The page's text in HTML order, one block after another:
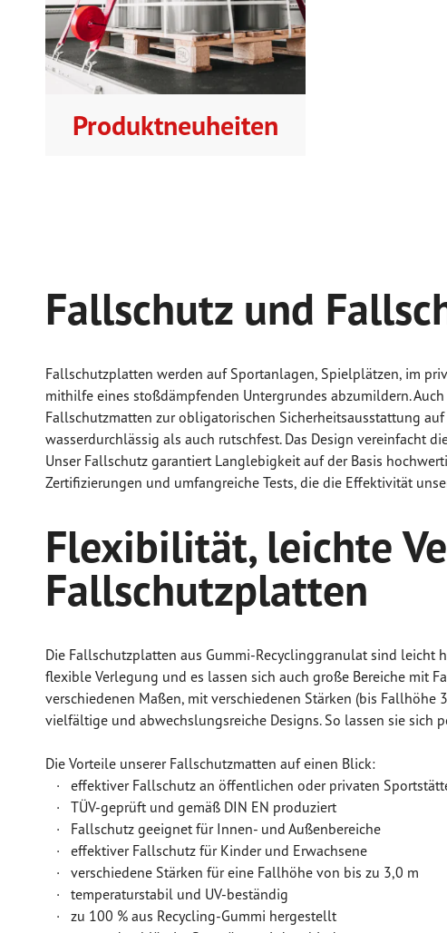
Produktneuheiten
Fallschutz und
Fallschutzplatten werden auf Sportanlagen, Spielplätzen, im
mithilfe eines stoßdämpfenden Untergrundes abzumildern.
Fallschutzmatten zur obligatorischen Sicherheitsausstattung
wasserdurchlässig als auch rutschfest. Das Design vereinfacht
Unser Fallschutz garantiert Langlebigkeit auf der Basis
Zertifizierungen und umfangreiche Tests, die die Effektivität
Flexibilität, leichte
Fallschutzplatten
Die Fallschutzplatten aus Gummi-Recyclinggranulat sind leicht
flexible Verlegung und es lassen sich auch große Bereiche mit
verschiedenen Maßen, mit verschiedenen Stärken (bis Fallhöhe
vielfältige und abwechslungsreiche Designs. So lassen sie sich
Die Vorteile unserer Fallschutzmatten auf einen Blick:
· effektiver Fallschutz an öffentlichen oder privaten
· TÜV-geprüft und gemäß DIN EN produziert
· Fallschutz geeignet für Innen- und Außenbereiche
· effektiver Fallschutz für Kinder und Erwachsene
· verschiedene Stärken für eine Fallhöhe von bis zu 3,0 m
· temperaturstabil und UV-beständig
· zu 100 % aus Recycling-Gummi hergestellt